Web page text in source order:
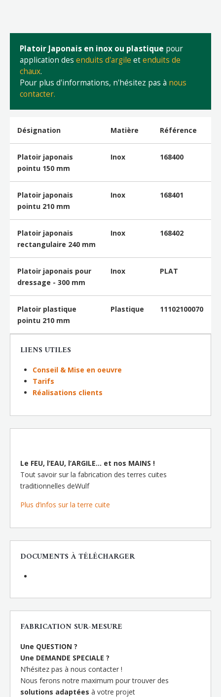
Platoir Japonais en inox ou plastique pour
application des enduits d'argile etenduits de
chaux.
Pour plus d'informations, n'hésitez pas à nous
contacter.
Désignation Matière Référence
Platoir japonais
pointu 150 mm
Inox 168400
Platoir japonais
pointu 210 mm
Inox 168401
Platoir japonais
rectangulaire 240 mm
Inox 168402
Platoir japonais pour
dressage - 300 mm
Inox PLAT
Platoir plastique
pointu 210 mm
Plastique 11102100070
LIENS UTILES
Conseil & Mise en oeuvre
Tarifs
Réalisations clients
Le FEU, l’EAU, l’ARGILE… et nos MAINS !
Tout savoir sur la fabrication des terres cuites
traditionnelles deWulf
Plus d’infos sur la terre cuite
DOCUMENTS À TÉLÉCHARGER
FABRICATION SUR-MESURE
Une QUESTION ?
Une DEMANDE SPECIALE ?
N’hésitez pas à nous contacter !
Nous ferons notre maximum pour trouver des
solutions adaptées à votre projet